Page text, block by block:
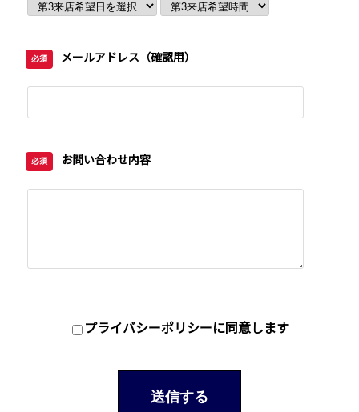
必須 メールアドレス（確認用）
必須 お問い合わせ内容
プライバシーポリシーに同意します